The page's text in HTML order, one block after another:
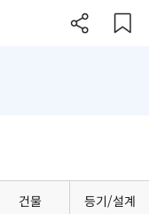
건물 등기/설계